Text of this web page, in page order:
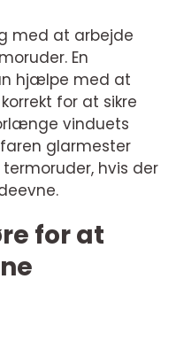
med at arbejde
En
hjælpe med at
for at sikre
vinduets
glarmester
hvis der
for at